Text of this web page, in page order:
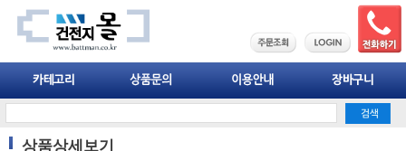
상품상세보기